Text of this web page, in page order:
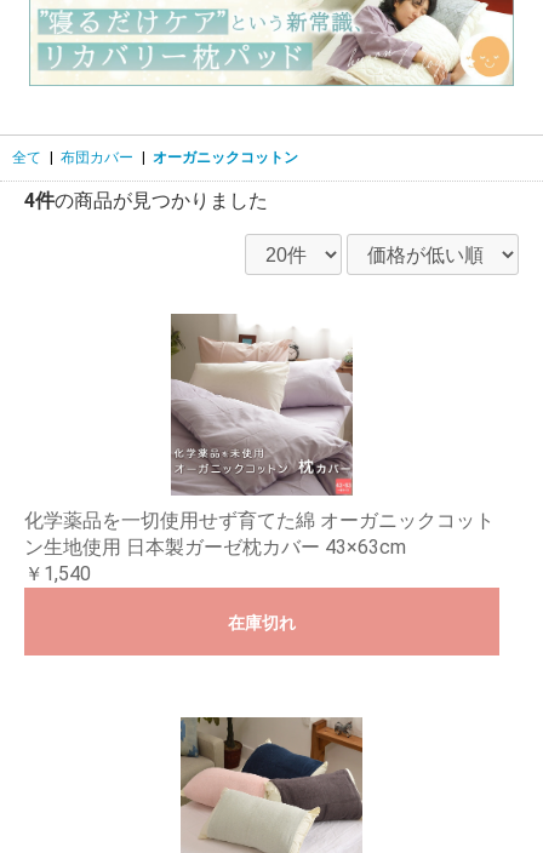
全て 布団カバー オーガニックコットン
4件の商品が見つかりました
化学薬品を一切使用せず育てた綿 オーガニックコット
ン生地使用 日本製ガーゼ枕カバー 43×63cm
￥1,540
在庫切れ